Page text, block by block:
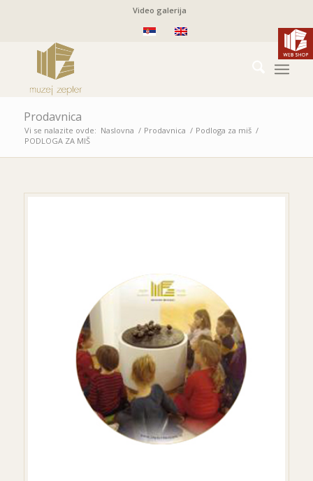
Video galerija
Prodavnica
Vi se nalazite ovde: Naslovna / Prodavnica / Podloga za miš /
PODLOGA ZA MIŠ